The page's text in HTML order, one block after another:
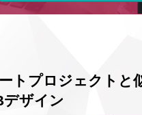
トプロジェクトと
デザイン